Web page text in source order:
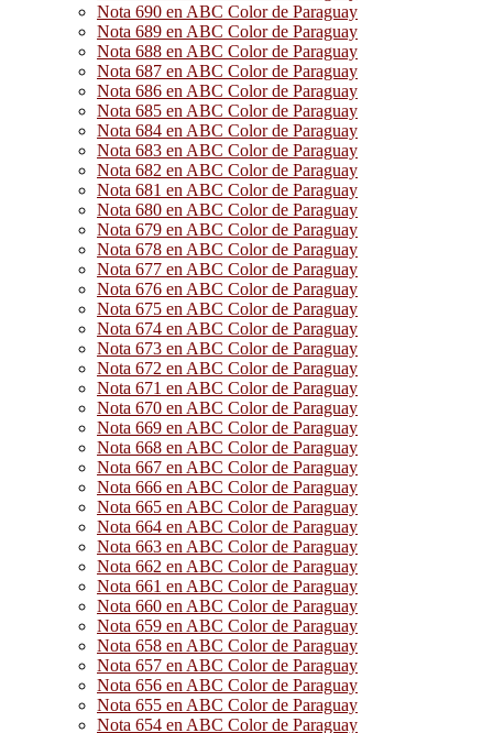
Nota 690 en ABC Color de Paraguay
Nota 689 en ABC Color de Paraguay
Nota 688 en ABC Color de Paraguay
Nota 687 en ABC Color de Paraguay
Nota 686 en ABC Color de Paraguay
Nota 685 en ABC Color de Paraguay
Nota 684 en ABC Color de Paraguay
Nota 683 en ABC Color de Paraguay
Nota 682 en ABC Color de Paraguay
Nota 681 en ABC Color de Paraguay
Nota 680 en ABC Color de Paraguay
Nota 679 en ABC Color de Paraguay
Nota 678 en ABC Color de Paraguay
Nota 677 en ABC Color de Paraguay
Nota 676 en ABC Color de Paraguay
Nota 675 en ABC Color de Paraguay
Nota 674 en ABC Color de Paraguay
Nota 673 en ABC Color de Paraguay
Nota 672 en ABC Color de Paraguay
Nota 671 en ABC Color de Paraguay
Nota 670 en ABC Color de Paraguay
Nota 669 en ABC Color de Paraguay
Nota 668 en ABC Color de Paraguay
Nota 667 en ABC Color de Paraguay
Nota 666 en ABC Color de Paraguay
Nota 665 en ABC Color de Paraguay
Nota 664 en ABC Color de Paraguay
Nota 663 en ABC Color de Paraguay
Nota 662 en ABC Color de Paraguay
Nota 661 en ABC Color de Paraguay
Nota 660 en ABC Color de Paraguay
Nota 659 en ABC Color de Paraguay
Nota 658 en ABC Color de Paraguay
Nota 657 en ABC Color de Paraguay
Nota 656 en ABC Color de Paraguay
Nota 655 en ABC Color de Paraguay
Nota 654 en ABC Color de Paraguay